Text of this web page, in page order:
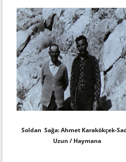
Soldan Sağa: Ahmet Karakökçek-
Uzun / Haymana